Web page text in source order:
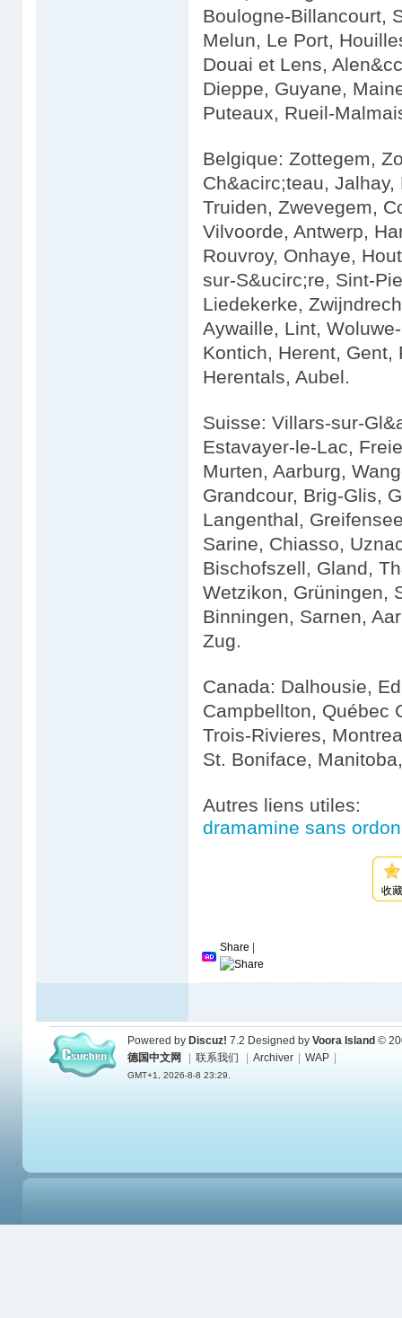
Boulogne-Billancourt,
Melun, Le Port,
Douai et Lens,
Dieppe, Guyane,
Puteaux, Rueil-
Belgique: Zottegem,
Ch&acirc;teau,
Truiden, Zwevegem,
Vilvoorde, Antwerp,
Rouvroy, Onhaye,
sur-S&ucirc;re, Sint-
Liedekerke,
Aywaille, Lint,
Kontich, Herent,
Herentals, Aubel.
Suisse: Villars-sur-
Estavayer-le-Lac,
Murten, Aarburg,
Grandcour, Brig-Glis,
Langenthal,
Sarine, Chiasso,
Bischofszell, Gland,
Wetzikon, Grüningen,
Binningen, Sarnen,
Zug.
Canada: Dalhousie,
Campbellton, Québec
Trois-Rivieres,
St. Boniface,
Autres liens utiles:
dramamine sans
收
Share
Powered by Discuz! 7.2 Designed by Voora Island ©
德国中文网
联系我们 Archiver WAP
GMT+1, 2026-8-8 23:29.